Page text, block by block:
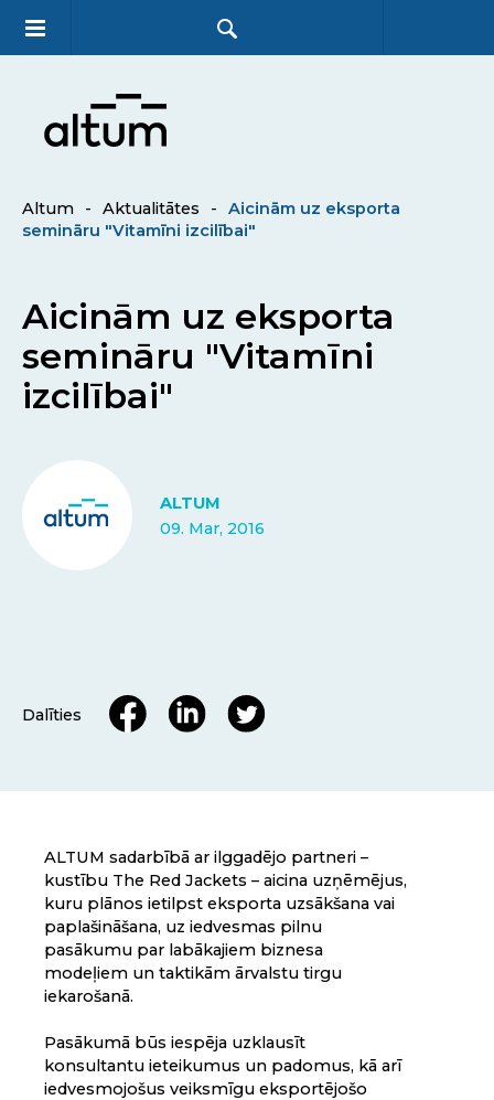
Altum - Aktualitātes -
Aicinām uz eksporta
semināru "Vitamīni izcilībai"
Aicinām uz eksporta
semināru "Vitamīni
izcilībai"
ALTUM
09. Mar, 2016
Dalīties
ALTUM sadarbībā ar ilggadējo partneri –
kustību The Red Jackets – aicina uzņēmējus,
kuru plānos ietilpst eksporta uzsākšana vai
paplašināšana, uz iedvesmas pilnu
pasākumu par labākajiem biznesa
modeļiem un taktikām ārvalstu tirgu
iekarošanā.
Pasākumā būs iespēja uzklausīt
konsultantu ieteikumus un padomus, kā arī
iedvesmojošus veiksmīgu eksportējošo